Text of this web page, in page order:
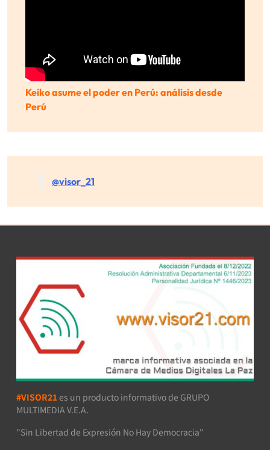
Keiko asume el poder en Perú: análisis desde
Perú
@visor_21
#VISOR21 es un producto informativo de GRUPO
MULTIMEDIA V.E.A.
"Sin Libertad de Expresión No Hay Democracia"